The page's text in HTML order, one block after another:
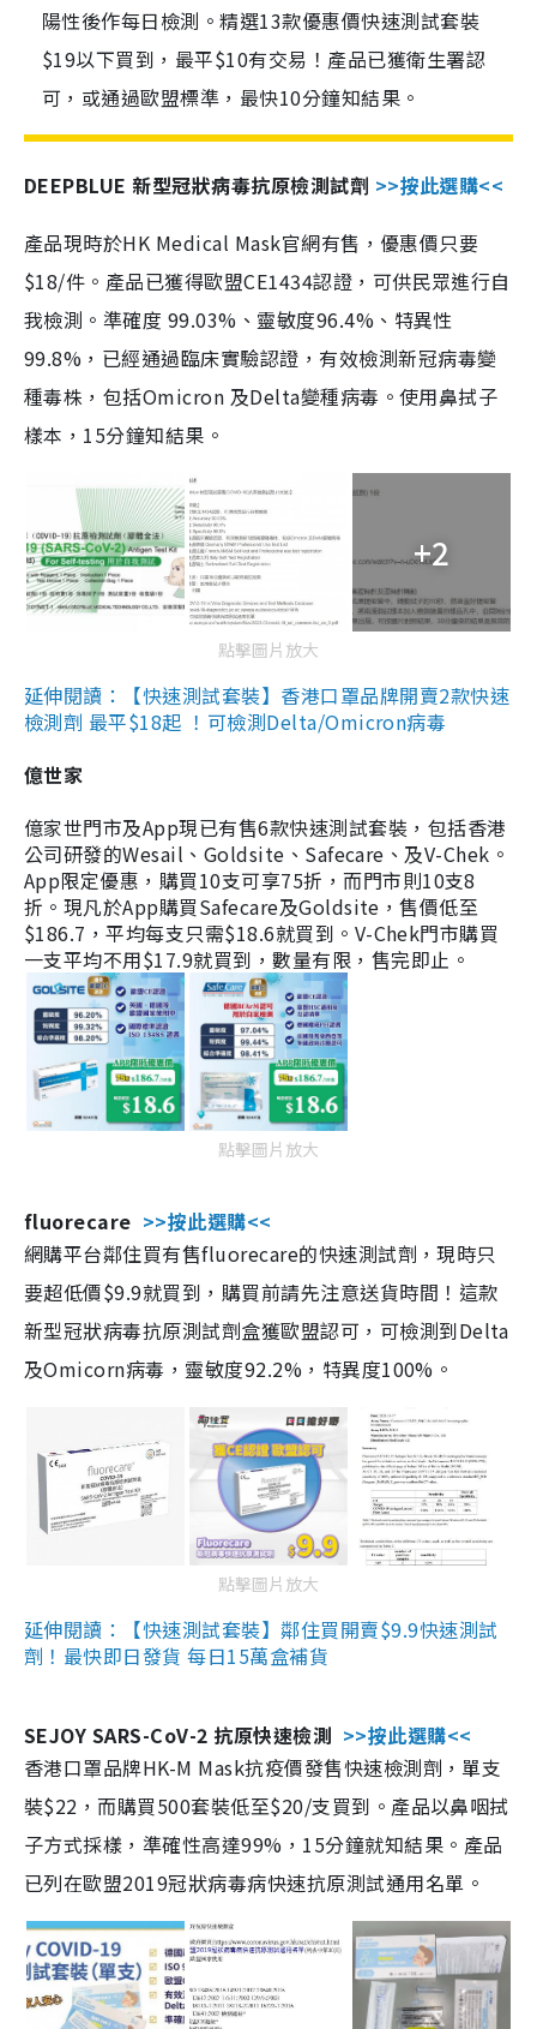
陽性後作每日檢測。精選13款優惠價快速測試套裝
$19以下買到，最平$10有交易！產品已獲衛生署認
可，或通過歐盟標準，最快10分鐘知結果。
DEEPBLUE 新型冠狀病毒抗原檢測試劑 >>按此選購<<
產品現時於HK Medical Mask官網有售，優惠價只要
$18/件。產品已獲得歐盟CE1434認證，可供民眾進行自
我檢測。準確度 99.03%、靈敏度96.4%、特異性
99.8%，已經通過臨床實驗認證，有效檢測新冠病毒變
種毒株，包括Omicron 及Delta變種病毒。使用鼻拭子
樣本，15分鐘知結果。
+2
點擊圖片放大
延伸閱讀：【快速測試套裝】香港口罩品牌開賣2款快速
檢測劑 最平$18起 ！可檢測Delta/Omicron病毒
億世家
億家世門市及App現已有售6款快速測試套裝，包括香港
公司研發的Wesail、Goldsite、Safecare、及V-Chek。
App限定優惠，購買10支可享75折，而門市則10支8
折。現凡於App購買Safecare及Goldsite，售價低至
$186.7，平均每支只需$18.6就買到。V-Chek門市購買
一支平均不用$17.9就買到，數量有限，售完即止。
點擊圖片放大
fluorecare >>按此選購<<
網購平台鄰住買有售fluorecare的快速測試劑，現時只
要超低價$9.9就買到，購買前請先注意送貨時間！這款
新型冠狀病毒抗原測試劑盒獲歐盟認可，可檢測到Delta
及Omicorn病毒，靈敏度92.2%，特異度100%。
點擊圖片放大
延伸閱讀：【快速測試套裝】鄰住買開賣$9.9快速測試
劑！最快即日發貨 每日15萬盒補貨
SEJOY SARS-CoV-2 抗原快速檢測 >>按此選購<<
香港口罩品牌HK-M Mask抗疫價發售快速檢測劑，單支
裝$22，而購買500套裝低至$20/支買到。產品以鼻咽拭
子方式採樣，準確性高達99%，15分鐘就知結果。產品
已列在歐盟2019冠狀病毒病快速抗原測試通用名單。